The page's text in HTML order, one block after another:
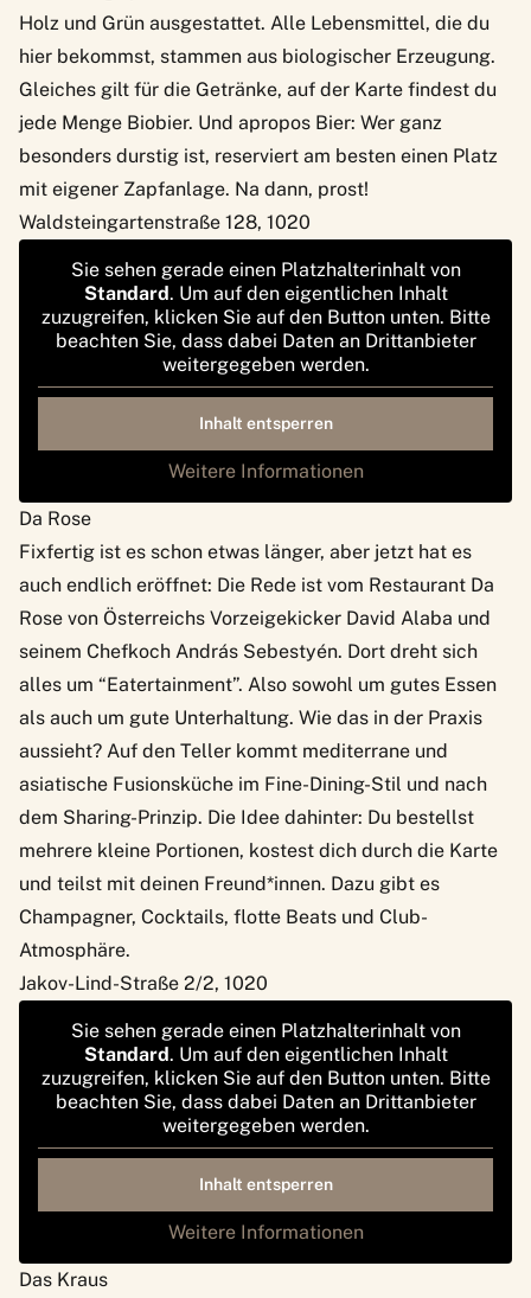
Holz und Grün ausgestattet. Alle Lebensmittel, die du
hier bekommst, stammen aus biologischer Erzeugung.
Gleiches gilt für die Getränke, auf der Karte findest du
jede Menge Biobier. Und apropos Bier: Wer ganz
besonders durstig ist, reserviert am besten einen Platz
mit eigener Zapfanlage. Na dann, prost!
Waldsteingartenstraße 128, 1020
Sie sehen gerade einen Platzhalterinhalt von
Standard. Um auf den eigentlichen Inhalt
zuzugreifen, klicken Sie auf den Button unten. Bitte
beachten Sie, dass dabei Daten an Drittanbieter
weitergegeben werden.
Inhalt entsperren
Weitere Informationen
Da Rose
Fixfertig ist es schon etwas länger, aber jetzt hat es
auch endlich eröffnet: Die Rede ist vom Restaurant Da
Rose von Österreichs Vorzeigekicker David Alaba und
seinem Chefkoch András Sebestyén. Dort dreht sich
alles um “Eatertainment”. Also sowohl um gutes Essen
als auch um gute Unterhaltung. Wie das in der Praxis
aussieht? Auf den Teller kommt mediterrane und
asiatische Fusionsküche im Fine-Dining-Stil und nach
dem Sharing-Prinzip. Die Idee dahinter: Du bestellst
mehrere kleine Portionen, kostest dich durch die Karte
und teilst mit deinen Freund*innen. Dazu gibt es
Champagner, Cocktails, flotte Beats und Club-
Atmosphäre.
Jakov-Lind-Straße 2/2, 1020
Sie sehen gerade einen Platzhalterinhalt von
Standard. Um auf den eigentlichen Inhalt
zuzugreifen, klicken Sie auf den Button unten. Bitte
beachten Sie, dass dabei Daten an Drittanbieter
weitergegeben werden.
Inhalt entsperren
Weitere Informationen
Das Kraus